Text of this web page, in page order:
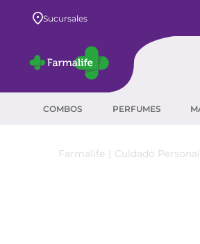
Sucursales
COMBOS PERFUMES
Cuidado Personal